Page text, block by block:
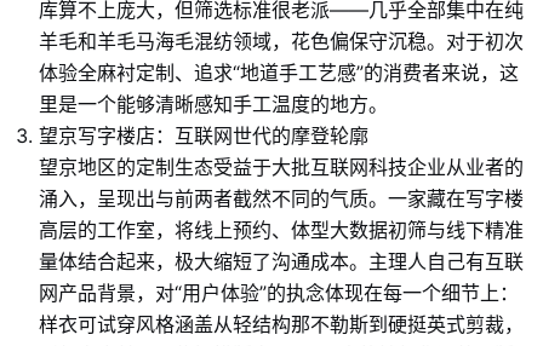
库算不上庞大，但筛选标准很老派——几乎全部集中在纯
羊毛和羊毛马海毛混纺领域，花色偏保守沉稳。对于初次
体验全麻衬定制、追求“地道手工艺感”的消费者来说，这
里是一个能够清晰感知手工温度的地方。
望京写字楼店：互联网世代的摩登轮廓
望京地区的定制生态受益于大批互联网科技企业从业者的
涌入，呈现出与前两者截然不同的气质。一家藏在写字楼
高层的工作室，将线上预约、体型大数据初筛与线下精准
量体结合起来，极大缩短了沟通成本。主理人自己有互联
网产品背景，对“用户体验”的执念体现在每一个细节上：
样衣可试穿风格涵盖从轻结构那不勒斯到硬挺英式剪裁，